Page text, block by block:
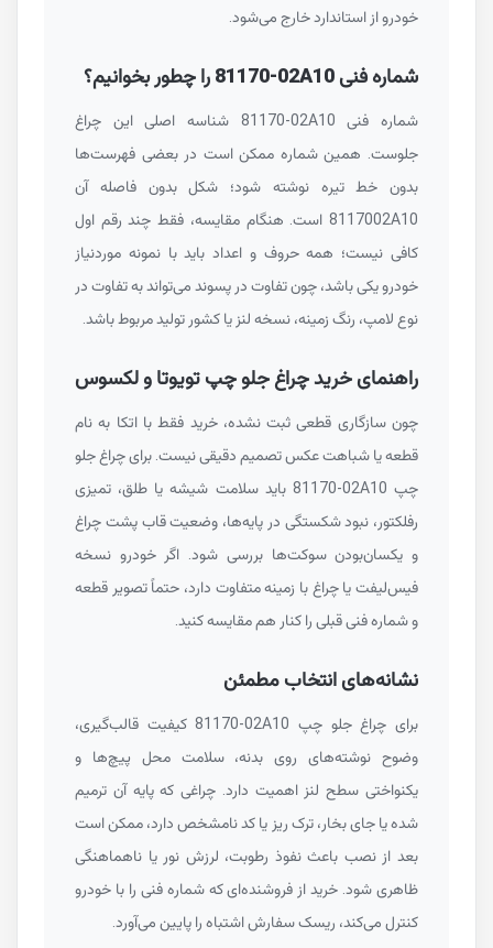
خودرو از استاندارد خارج می‌شود.
شماره فنی81170-02A10را چطور بخوانیم؟
شماره فنی81170-02A10 شناسه اصلی این چراغ
جلوست. همین شماره ممکن است در بعضی فهرست‌ها
بدون خط تیره نوشته شود؛ شکل بدون فاصله آن
8117002A10 است. هنگام مقایسه، فقط چند رقم اول
کافی نیست؛ همه حروف و اعداد باید با نمونه موردنیاز
خودرو یکی باشد، چون تفاوت در پسوند می‌تواند به تفاوت در
نوع لامپ، رنگ زمینه، نسخه لنز یا کشور تولید مربوط باشد.
راهنمای خرید چراغ جلو چپ تویوتا و لکسوس
چون سازگاری قطعی ثبت نشده، خرید فقط با اتکا به نام
قطعه یا شباهت عکس تصمیم دقیقی نیست. برای چراغ جلو
چپ81170-02A10 باید سلامت شیشه یا طلق، تمیزی
رفلکتور، نبود شکستگی در پایه‌ها، وضعیت قاب پشت چراغ
و یکسان‌بودن سوکت‌ها بررسی شود. اگر خودرو نسخه
فیس‌لیفت یا چراغ با زمینه متفاوت دارد، حتماً تصویر قطعه
و شماره فنی قبلی را کنار هم مقایسه کنید.
نشانه‌های انتخاب مطمئن
برای چراغ جلو چپ81170-02A10 کیفیت قالب‌گیری،
وضوح نوشته‌های روی بدنه، سلامت محل پیچ‌ها و
یکنواختی سطح لنز اهمیت دارد. چراغی که پایه آن ترمیم
شده یا جای بخار، ترک ریز یا کد نامشخص دارد، ممکن است
بعد از نصب باعث نفوذ رطوبت، لرزش نور یا ناهماهنگی
ظاهری شود. خرید از فروشنده‌ای که شماره فنی را با خودرو
کنترل می‌کند، ریسک سفارش اشتباه را پایین می‌آورد.